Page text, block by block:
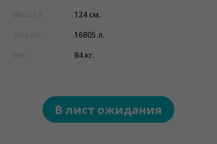
124 см.
16805 л.
84 кг.
В лист ожидания